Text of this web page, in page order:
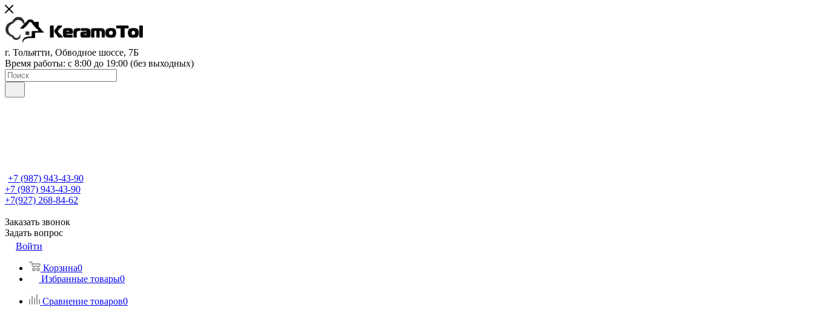
г. Тольятти, Обводное шоссе, 7Б
Время работы: c 8:00 до 19:00 (без выходных)
+7 (987) 943-43-90
+7 (987) 943-43-90
+7(927) 268-84-62
Заказать звонок
Задать вопрос
Войти
Корзина0
Избранные товары0
Сравнение товаров0